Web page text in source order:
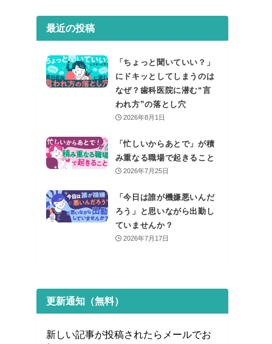
最近の投稿
「ちょっと聞いていい？」
にドキッとしてしまうのは
なぜ？歯科医院に潜む“言
われ方”の落とし穴
2026年8月1日
「忙しいからあとで」が積
み重なる職場で起きること
2026年7月25日
「今日は誰が機嫌悪いんだ
ろう」と思いながら出勤し
ていませんか？
2026年7月17日
更新通知（無料）
新しい記事が投稿されたらメールでお